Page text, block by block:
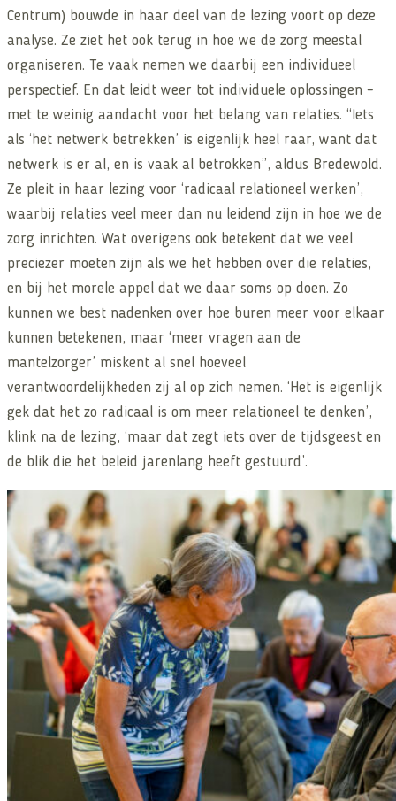
Centrum) bouwde in haar deel van de lezing voort op deze
analyse. Ze ziet het ook terug in hoe we de zorg meestal
organiseren. Te vaak nemen we daarbij een individueel
perspectief. En dat leidt weer tot individuele oplossingen –
met te weinig aandacht voor het belang van relaties. “Iets
als ‘het netwerk betrekken’ is eigenlijk heel raar, want dat
netwerk is er al, en is vaak al betrokken”, aldus Bredewold.
Ze pleit in haar lezing voor ‘radicaal relationeel werken’,
waarbij relaties veel meer dan nu leidend zijn in hoe we de
zorg inrichten. Wat overigens ook betekent dat we veel
preciezer moeten zijn als we het hebben over die relaties,
en bij het morele appel dat we daar soms op doen. Zo
kunnen we best nadenken over hoe buren meer voor elkaar
kunnen betekenen, maar ‘meer vragen aan de
mantelzorger’ miskent al snel hoeveel
verantwoordelijkheden zij al op zich nemen. ‘Het is eigenlijk
gek dat het zo radicaal is om meer relationeel te denken’,
klink na de lezing, ‘maar dat zegt iets over de tijdsgeest en
de blik die het beleid jarenlang heeft gestuurd’.